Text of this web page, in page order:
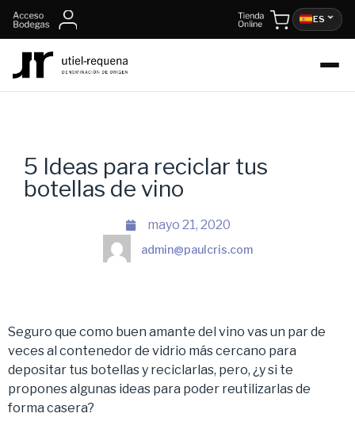
ES
5 Ideas para reciclar tus
botellas de vino
mayo 21, 2020
admin@paulcris.com
Seguro que como buen amante del vino vas un par de
veces al contenedor de vidrio más cercano para
depositar tus botellas y reciclarlas, pero, ¿y si te
propones algunas ideas para poder reutilizarlas de
forma casera?